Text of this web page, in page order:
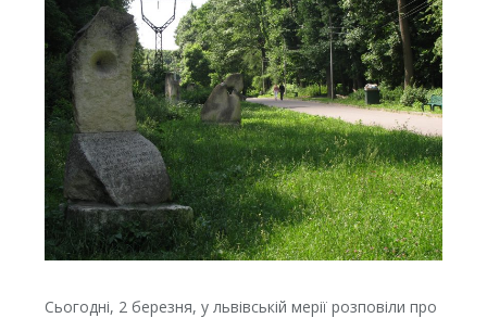
Сьогодні, 2 березня, у львівській мерії розповіли про